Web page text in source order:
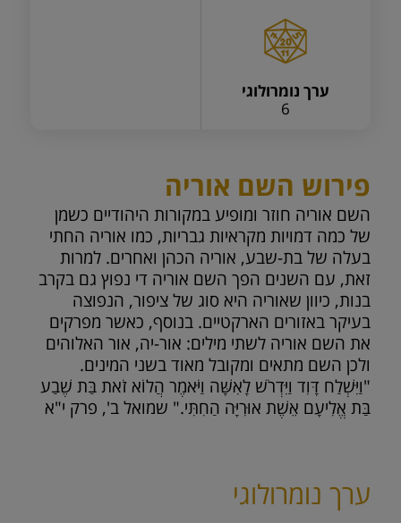
ערך נומרולוגי
6
פירוש השם אוריה
השם אוריה חוזר ומופיע במקורות היהודיים כשמן
של כמה דמויות מקראיות גבריות, כמו אוריה החתי
בעלה של בת-שבע, אוריה הכהן ואחרים. למרות
זאת, עם השנים הפך השם אוריה די נפוץ גם בקרב
בנות, כיוון שאוריה היא סוג של ציפור, הנפוצה
בעיקר באזורים הארקטיים. בנוסף, כאשר מפרקים
את השם אוריה לשתי מילים: אור-יה, אור האלוהים
ולכן השם מתאים ומקובל מאוד בשני המינים.
"וַיִּשְׁלַח דָּוִד וַיִּדְרֹשׁ לָאִשָּׁה וַיֹּאמֶר הֲלוֹא זֹאת בַּת שֶׁבַע
בַּת אֱלִיעָם אֵשֶׁת אוּרִיָּה הַחִתִּי." שמואל ב', פרק י"א
ערך נומרולוגי